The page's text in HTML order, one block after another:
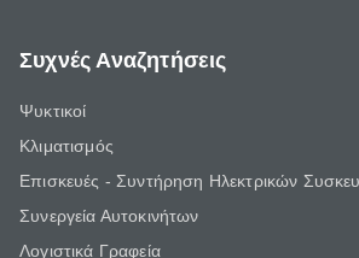
Συχνές Αναζητήσεις
Ψυκτικοί
Κλιματισμός
Επισκευές - Συντήρηση Ηλεκτρικών
Συνεργεία Αυτοκινήτων
Λογιστικά Γραφεία